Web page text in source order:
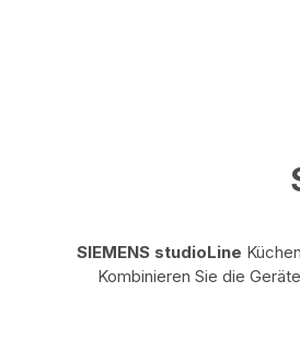
SIEMENS studioLine
Kombinieren Sie die